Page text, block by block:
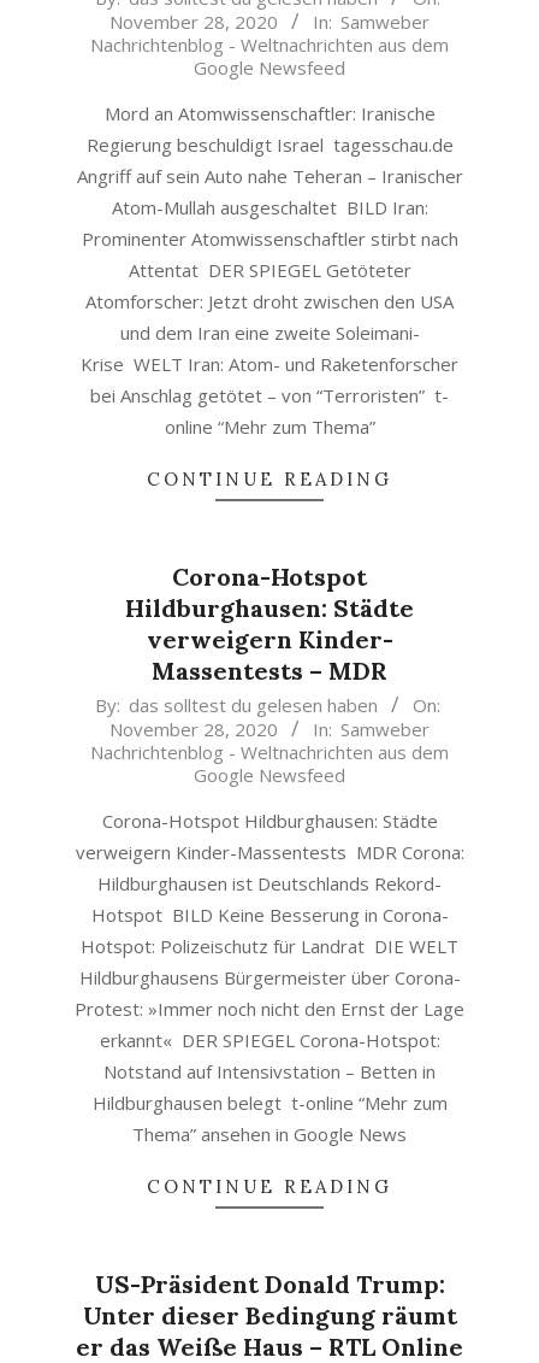
28
November 28, 2020
In: Samweber
Nachrichtenblog - Weltnachrichten aus dem
Google Newsfeed
Mord an Atomwissenschaftler: Iranische
Regierung beschuldigt Israel tagesschau.de
Angriff auf sein Auto nahe Teheran – Iranischer
Atom-Mullah ausgeschaltet BILD Iran:
Prominenter Atomwissenschaftler stirbt nach
Attentat DER SPIEGEL Getöteter
Atomforscher: Jetzt droht zwischen den USA
und dem Iran eine zweite Soleimani-
Krise WELT Iran: Atom- und Raketenforscher
bei Anschlag getötet – von “Terroristen” t-
online “Mehr zum Thema”
CONTINUE READING
Corona-Hotspot
Hildburghausen: Städte
verweigern Kinder-
Massentests – MDR
2020-
28
By: das solltest du gelesen haben
On:
November 28, 2020
In: Samweber
Nachrichtenblog - Weltnachrichten aus dem
Google Newsfeed
Corona-Hotspot Hildburghausen: Städte
verweigern Kinder-Massentests MDR Corona:
Hildburghausen ist Deutschlands Rekord-
Hotspot BILD Keine Besserung in Corona-
Hotspot: Polizeischutz für Landrat DIE WELT
Hildburghausens Bürgermeister über Corona-
Protest: »Immer noch nicht den Ernst der Lage
erkannt« DER SPIEGEL Corona-Hotspot:
Notstand auf Intensivstation – Betten in
Hildburghausen belegt t-online “Mehr zum
Thema” ansehen in Google News
CONTINUE READING
US-Präsident Donald Trump:
Unter dieser Bedingung räumt
er das Weiße Haus – RTL Online